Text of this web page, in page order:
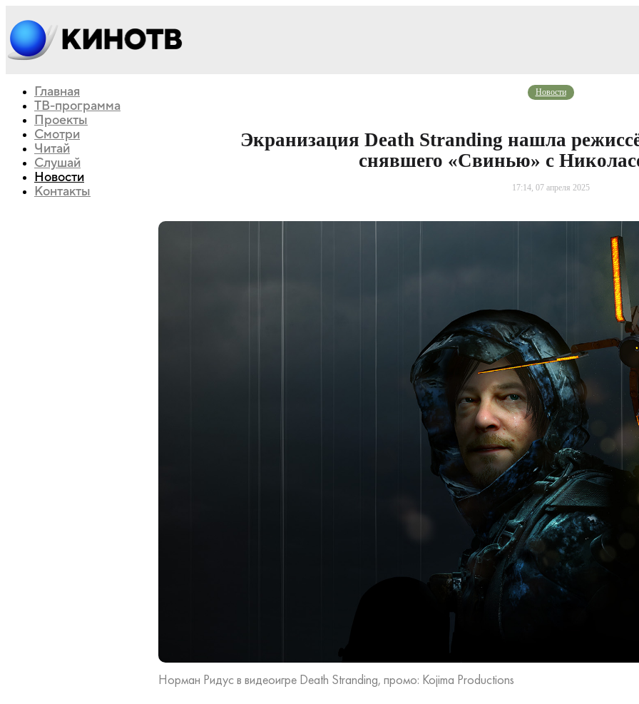
Главная
ТВ-программа
Проекты
Смотри
Читай
Слушай
Новости
Контакты
Новости
Экранизация Death Stranding нашла
снявшего «Свинью» с
17:14, 07 апреля 2025
Норман Ридус в видеоигре Death Stranding, промо: Kojima Productions